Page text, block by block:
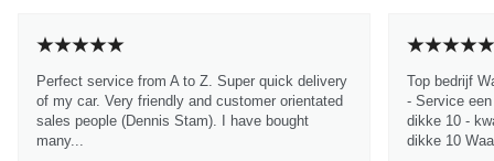
Perfect service from A to Z. Super quick delivery
of my car. Very friendly and customer orientated
sales people (Dennis Stam). I have bought
many...
Top bedrijf
- Service
dikke 10 -
dikke 10